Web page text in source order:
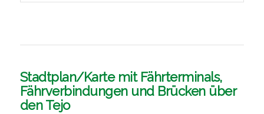
Stadtplan/Karte mit Fährterminals,
Fährverbindungen und Brücken über
den Tejo